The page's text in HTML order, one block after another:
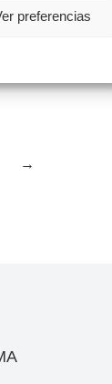
preferencias
→